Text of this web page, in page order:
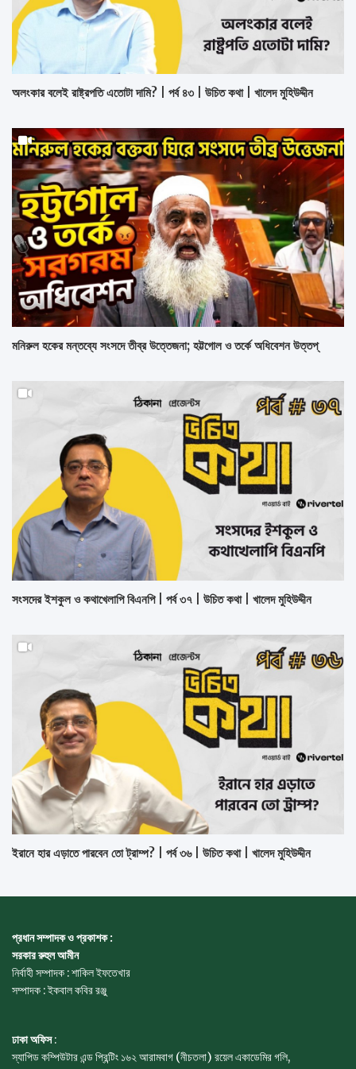
অলংকার বলেই রাষ্ট্রপতি এতোটা দামি? | পর্ব ৪৩ | উচিত কথা | খালেদ মুহিউদ্দীন
মনিরুল হকের মন্তব্যে সংসদে তীব্র উত্তেজনা; হট্টগোল ও তর্কে অধিবেশন উত্তপ্
সংসদের ইশকুল ও কথাখেলাপি বিএনপি | পর্ব ৩৭ | উচিত কথা | খালেদ মুহিউদ্দীন
ইরানে হার এড়াতে পারবেন তো ট্রাম্প? | পর্ব ৩৬ | উচিত কথা | খালেদ মুহিউদ্দীন
প্রধান সম্পাদক ও প্রকাশক :
সরকার রুহুল আমীন
নির্বাহী সম্পাদক : শাকিল ইফতেখার
সম্পাদক : ইকবাল কবির রঞ্জু
ঢাকা অফিস:
স্যাপিড কম্পিউটার এন্ড প্রিন্টিং ১৬২ আরামবাগ (নীচতলা) রয়েল একাডেমির গলি,